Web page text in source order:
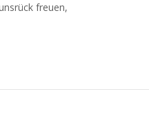
freuen,